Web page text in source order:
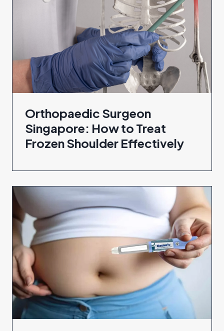
Orthopaedic Surgeon
Singapore: How to Treat
Frozen Shoulder Effectively